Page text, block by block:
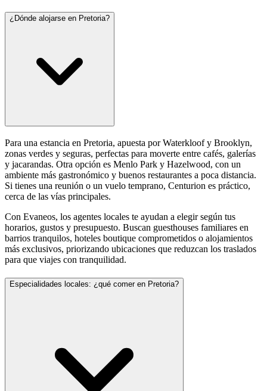
¿Dónde alojarse en Pretoria?
Para una estancia en Pretoria, apuesta por Waterkloof y Brooklyn,
zonas verdes y seguras, perfectas para moverte entre cafés, galerías
y jacarandas. Otra opción es Menlo Park y Hazelwood, con un
ambiente más gastronómico y buenos restaurantes a poca distancia.
Si tienes una reunión o un vuelo temprano, Centurion es práctico,
cerca de las vías principales.
Con Evaneos, los agentes locales te ayudan a elegir según tus
horarios, gustos y presupuesto. Buscan guesthouses familiares en
barrios tranquilos, hoteles boutique comprometidos o alojamientos
más exclusivos, priorizando ubicaciones que reduzcan los traslados
para que viajes con tranquilidad.
Especialidades locales: ¿qué comer en Pretoria?